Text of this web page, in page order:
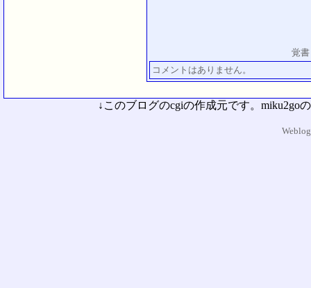
覚
コメントはありません。
↓このブログのcgiの作成元です。miku2go